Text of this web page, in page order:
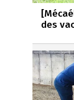
des